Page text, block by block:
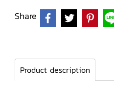
Share
Product description